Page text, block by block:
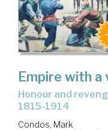
Empire with a
honour and revenge in European colonial warfare,
1815-1914
Condos, Mark